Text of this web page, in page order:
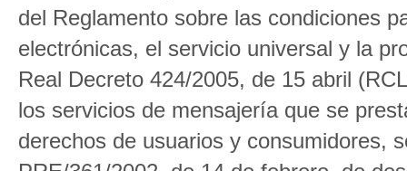
del Reglamento sobre las condiciones
electrónicas, el servicio universal y la
Real Decreto 424/2005, de 15 abril
los servicios de mensajería que se
derechos de usuarios y consumidores,